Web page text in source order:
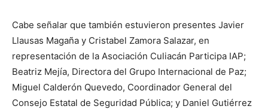
Cabe señalar que también estuvieron presentes Javier
Llausas Magaña y Cristabel Zamora Salazar, en
representación de la Asociación Culiacán Participa IAP;
Beatriz Mejía, Directora del Grupo Internacional de Paz;
Miguel Calderón Quevedo, Coordinador General del
Consejo Estatal de Seguridad Pública; y Daniel Gutiérrez